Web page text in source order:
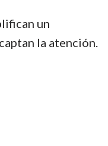
un
la atención.